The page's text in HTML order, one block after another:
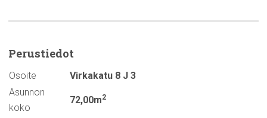
Perustiedot
Osoite
Virkakatu 8 J 3
Asunnon
koko
72,00m2